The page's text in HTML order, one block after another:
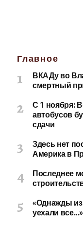
Главное
ВКАДу во
смертный
С 1 ноября:
автобусов
сдачи
Здесь нет
Америка в
Последнее
«Однажды
уехали все…»